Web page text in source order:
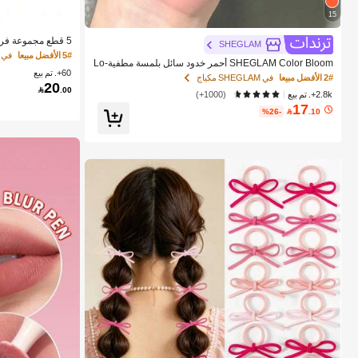
15
SHEGLAM
SHEGLAM Color Bloom أحمر خدود سائل بلمسة مطفية-Lo
ve Cake حمره بلشر ماركة تجميل ومكياج للنساء والفتيات
2# الأفضل مبيعا
في SHEGLAM مكياج
2.8k+. تم بيع
(1000+)
17 .10
%26-
زجاجة رذاذ
كرتونية
مناسبة لتصفيف
5# الأفضل مبيعا
في
60+. تم بيع
20.00